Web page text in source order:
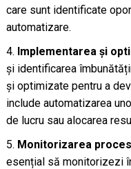
care sunt identificate
automatizare.
Implementarea și
și identificarea
și optimizate pentru a
include automatizarea
de lucru sau alocarea
Monitorizarea
esențial să monitorizezi